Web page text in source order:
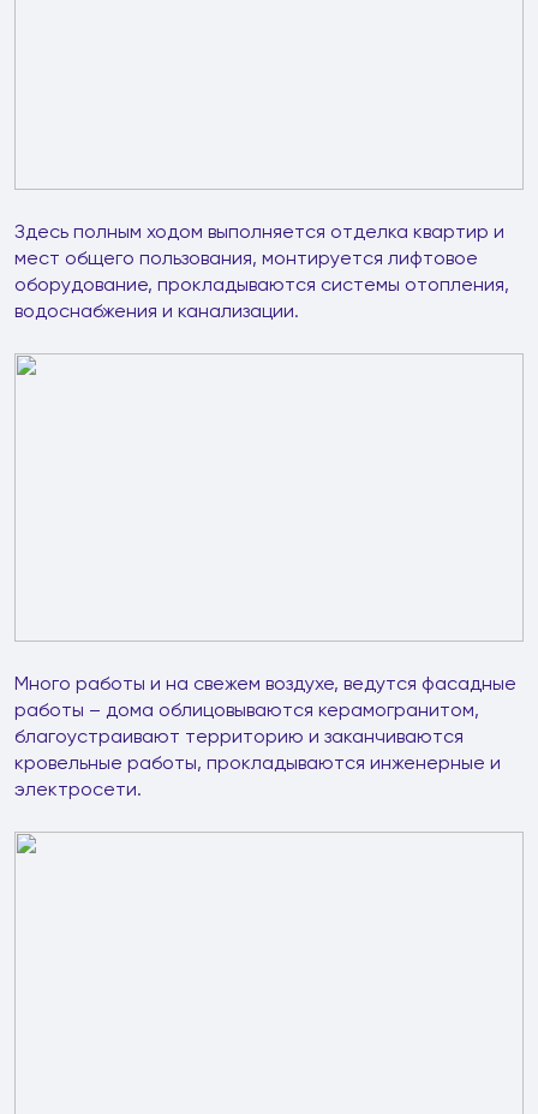
Здесь полным ходом выполняется отделка квартир и
мест общего пользования, монтируется лифтовое
оборудование, прокладываются системы отопления,
водоснабжения и канализации.
Много работы и на свежем воздухе, ведутся фасадные
работы – дома облицовываются керамогранитом,
благоустраивают территорию и заканчиваются
кровельные работы, прокладываются инженерные и
электросети.